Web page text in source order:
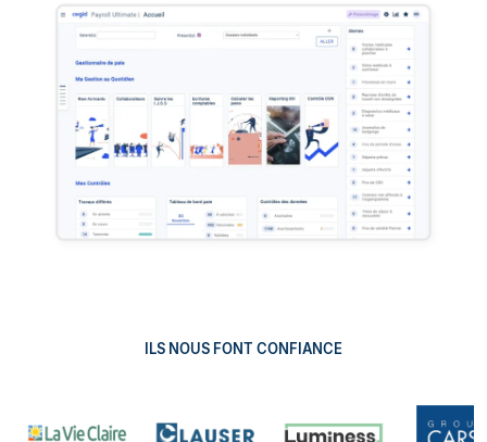
ILS NOUS FONT CONFIANCE